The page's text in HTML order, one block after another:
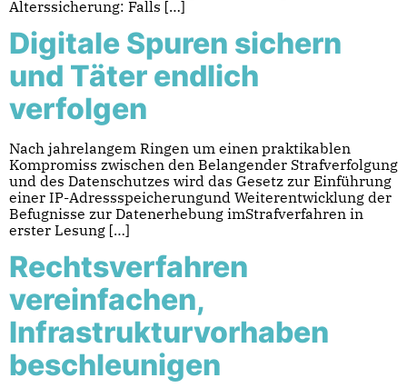
Alterssicherung: Falls […]
Digitale Spuren sichern
und Täter endlich
verfolgen
Nach jahrelangem Ringen um einen praktikablen
Kompromiss zwischen den Belangender Strafverfolgung
und des Datenschutzes wird das Gesetz zur Einführung
einer IP-Adressspeicherungund Weiterentwicklung der
Befugnisse zur Datenerhebung imStrafverfahren in
erster Lesung […]
Rechtsverfahren
vereinfachen,
Infrastrukturvorhaben
beschleunigen